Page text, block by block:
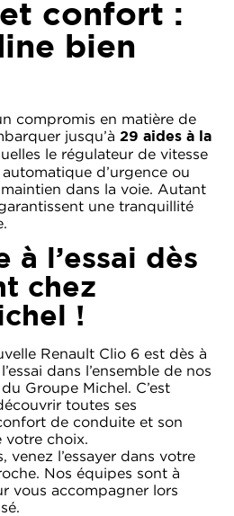
confort :
bien
compromis en matière de
jusqu’à 29 aides à la
le régulateur de vitesse
d’urgence ou
dans la voie. Autant
une tranquillité
à l’essai dès
chez
!
Renault Clio 6 est dès à
dans l’ensemble de nos
Groupe Michel. C’est
toutes ses
de conduite et son
votre choix.
venez l’essayer dans votre
Nos équipes sont à
vous accompagner lors